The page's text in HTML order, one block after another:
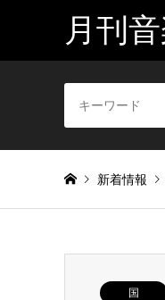
月刊
新着情報
国